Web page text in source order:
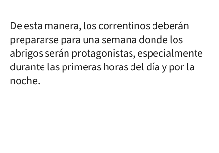
De esta manera, los correntinos deberán
prepararse para una semana donde los
abrigos serán protagonistas, especialmente
durante las primeras horas del día y por la
noche.